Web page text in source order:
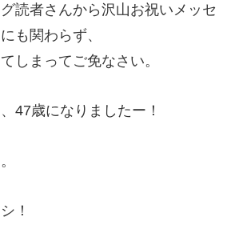
読者さんから沢山お祝いメッセ
も関わらず、
しまってご免なさい。
47歳になりましたー！
！